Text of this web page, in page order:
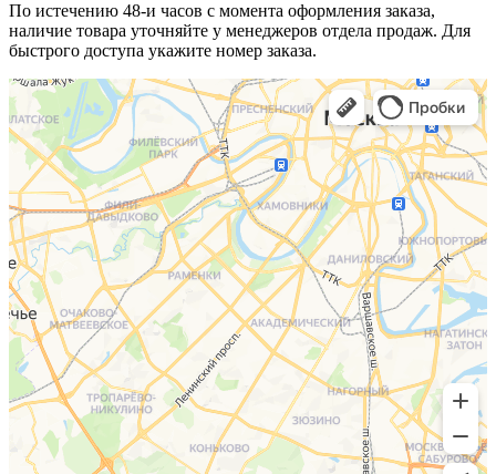
По истечению 48-и часов с момента оформления заказа,
наличие товара уточняйте у менеджеров отдела продаж. Для
быстрого доступа укажите номер заказа.